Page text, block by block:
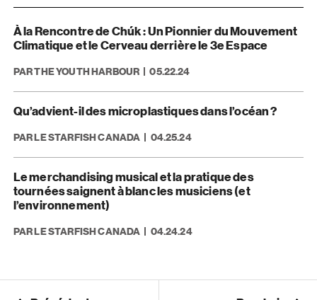
À la Rencontre de Chúk : Un Pionnier du Mouvement
Climatique et le Cerveau derrière le 3e Espace
PAR THE YOUTH HARBOUR 05.22.24
Qu’advient-il des microplastiques dans l’océan ?
PAR LE STARFISH CANADA 04.25.24
Le merchandising musical et la pratique des
tournées saignent à blanc les musiciens (et
l’environnement)
PAR LE STARFISH CANADA 04.24.24